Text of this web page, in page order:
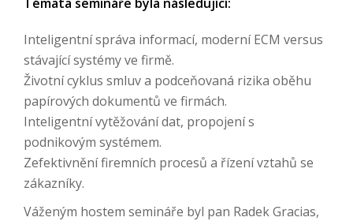
Inteligentní správa informací, moderní ECM versus
stávající systémy ve firmě.
Životní cyklus smluv a podceňovaná rizika oběhu
papírových dokumentů ve firmách.
Inteligentní vytěžování dat, propojení s
podnikovým systémem.
Zefektivnění firemních procesů a řízení vztahů se
zákazníky.
Váženým hostem semináře byl pan Radek Gracias,